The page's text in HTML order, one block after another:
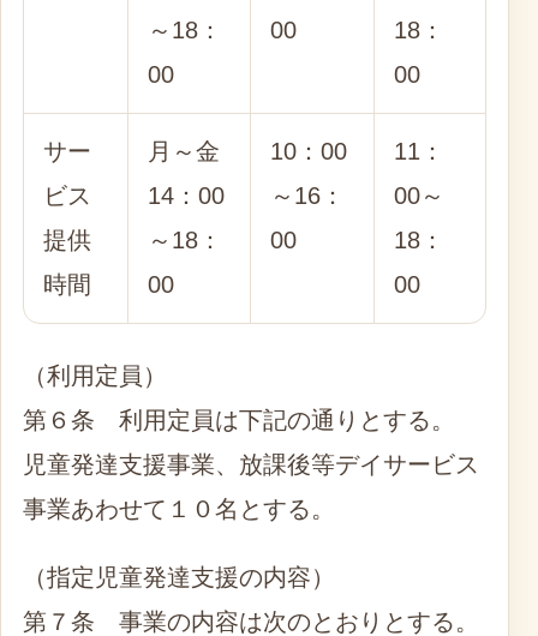
～18：
00
00
18：
00
サー
ビス
提供
時間
月～金
14：00
～18：
00
10：00
～16：
00
11：
00～
18：
00
（利用定員）
第６条 利用定員は下記の通りとする。
児童発達支援事業、放課後等デイサービス
事業あわせて１０名とする。
（指定児童発達支援の内容）
第７条 事業の内容は次のとおりとする。